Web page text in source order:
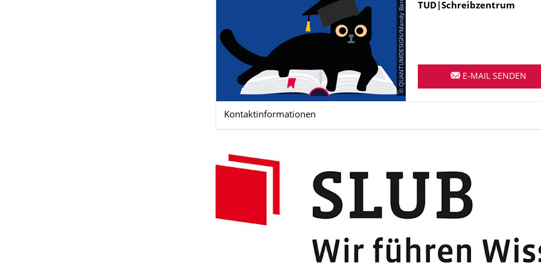
© QUANTUMDESIGN/Mandy Barnick Name
TUD|Schreibzentrum
E-MAIL SENDEN
Kontaktinformationen